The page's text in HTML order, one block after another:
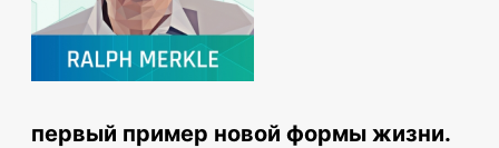
первый пример новой формы жизни.